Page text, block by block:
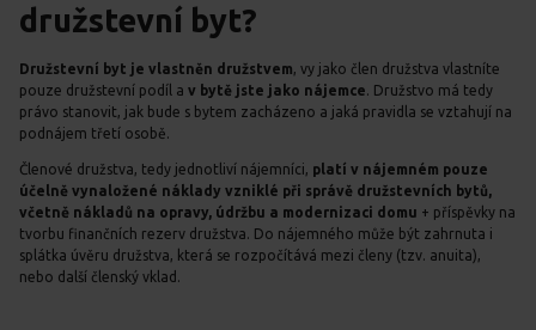
družstevní byt?
Družstevní byt je vlastněn družstvem , vy jako člen družstva vlastníte
pouze družstevní podíl a v bytě jste jako nájemce . Družstvo má tedy
právo stanovit, jak bude s bytem zacházeno a jaká pravidla se vztahují na
podnájem třetí osobě.
Členové družstva, tedy jednotliví nájemníci, platí v nájemném pouze
účelně vynaložené náklady vzniklé při správě družstevních bytů,
včetně nákladů na opravy, údržbu a modernizaci domu + příspěvky na
tvorbu finančních rezerv družstva. Do nájemného může být zahrnuta i
splátka úvěru družstva, která se rozpočítává mezi členy (tzv. anuita),
nebo další členský vklad.